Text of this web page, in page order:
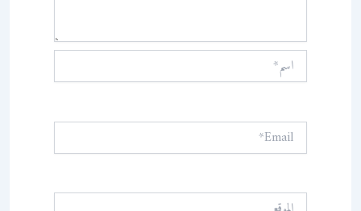
اسم*
Email*
الموقع